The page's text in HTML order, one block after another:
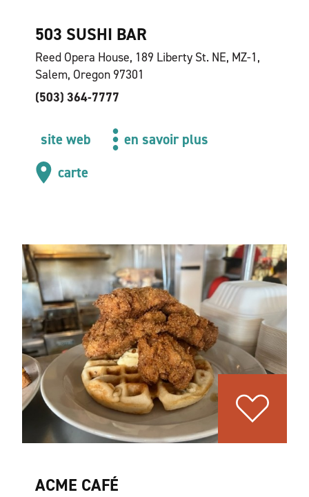
503 SUSHI BAR
Reed Opera House, 189 Liberty St. NE, MZ-1,
Salem, Oregon 97301
(503) 364-7777
site web
en savoir plus
carte
ACME CAFÉ